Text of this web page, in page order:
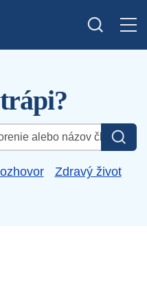
Zdravý život